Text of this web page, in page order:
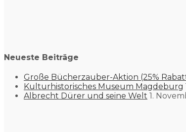
Neueste Beiträge
Große Bücherzauber-Aktion (25%
Kulturhistorisches Museum Magdeburg
Albrecht Dürer und seine Welt 1.